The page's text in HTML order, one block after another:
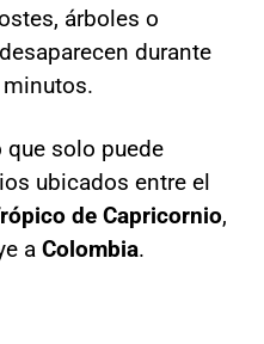
árboles o
durante
que solo puede
ubicados entre el
de Capricornio,
a Colombia.